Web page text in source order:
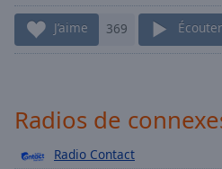
behind
LIVE
Remaining
Playback
Rate
J’aime 369 Écouter
Radios de
Radio Contact